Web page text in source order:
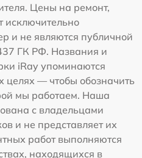
Цены на ремонт,
исключительно
и не являются публичной
ГК РФ. Названия и
iRay упоминаются
— чтобы обозначить
мы работаем. Наша
с владельцами
и не представляет их
работ выполняются
находящихся в